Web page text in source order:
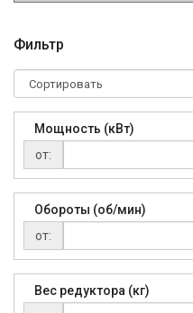
Фильтр
Мощность (кВт)
от:
Обороты (об/мин)
от:
Вес редуктора (кг)